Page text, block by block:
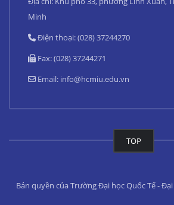
Minh
Điện thoại: (028) 37244270
Fax: (028) 37244271
Email: info@hcmiu.edu.vn
TOP
Bản quyền của Trường Đại học Quốc Tế -